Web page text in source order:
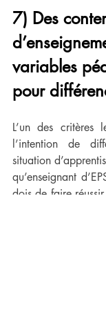
7) Des
variables
pour
L’un des critères
l’intention de
situation
qu’enseignant
dois de faire